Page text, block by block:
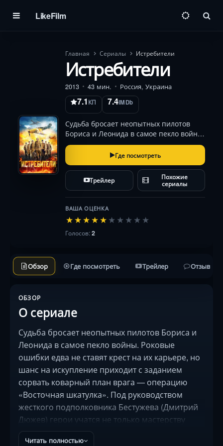
LikeFilm
Главная Сериалы Истребители
Истребители
2013 43 мин. Россия, Украина
7.1 КП 7.4IMDb
Судьба бросает неопытных пилотов
Бориса и Леонида в самое пекло войны.
Роковые ошибки едва не ставят крест
на их карьере, но шанс на искупление
приходит с заданием сорвать коварный
план врага — операцию «Восточная
шкатул…
Где посмотреть
Трейлер Похожие
сериалы
ВАША ОЦЕНКА
★★★★★ ★ ★ ★ ★ ★
Голосов:2
Обзор Где посмотреть Трейлер Отзывы
ОБЗОР
О сериале
Судьба бросает неопытных пилотов Бориса и
Леонида в самое пекло войны. Роковые
ошибки едва не ставят крест на их карьере, но
шанс на искупление приходит с заданием
сорвать коварный план врага — операцию
«Восточная шкатулка». Под руководством
жесткого подполковника Бестужева (Дмитрий
Дюжев) герои учатся не только мастерству
воздушного боя, но и цене доверия. Война
Читать полностью